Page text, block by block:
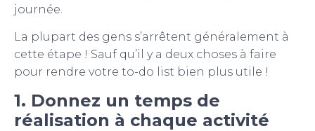
journée.
La plupart des gens s’arrêtent généralement à
cette étape ! Sauf qu’il y a deux choses à faire
pour rendre votre to-do list bien plus utile !
1. Donnez un temps de
réalisation à chaque activité